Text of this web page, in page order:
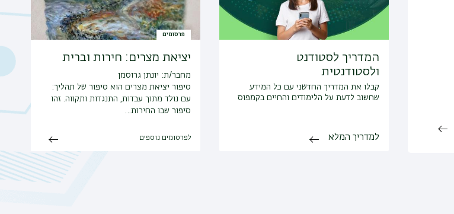
המדריך לסטודנט
ולסטודנטית
קבלו את המדריך החדשני עם כל המידע
שחשוב לדעת על הלימודים והחיים בקמפוס
למדריך המלא
פרסומים
יציאת מצרים: חירות וברית
מחבר/ת: יונתן גרוסמן
סיפור יציאת מצרים הוא סיפור של תהליך:
עם נולד מתוך עבדות, התנגדות ותקווה. זהו
סיפור שבו החירות…
לפרסומים נוספים